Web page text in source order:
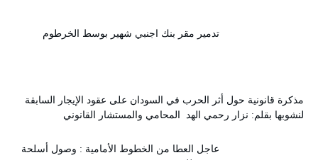
تدمير مقر بنك اجنبي شهير بوسط الخرطوم
مذكرة قانونية حول أثر الحرب في السودان على عقود الإيجار السابقة
لنشوبها بقلم: نزار رحمي الهد المحامي والمستشار القانوني
عاجل العطا من الخطوط الأمامية : وصول أسلحة